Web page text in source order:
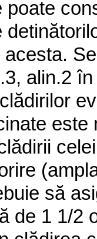
poate
alin.2
este
să
de 1 1/2